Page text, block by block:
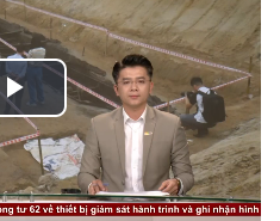
Play
Video